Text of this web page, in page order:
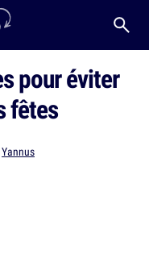
pour éviter
fêtes
Yannus